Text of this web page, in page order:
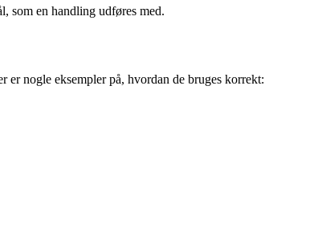
som en handling udføres med.
nogle eksempler på, hvordan de bruges korrekt: